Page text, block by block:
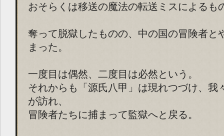
おそらくは移送の魔法の転送ミスによるも
奪って脱獄したものの、中の国の冒険者と
まった。
一度目は偶然、二度目は必然という。
それからも「源氏八甲」は現れつづけ、我
が訪れ、
冒険者たちに捕まって監獄へと戻る。